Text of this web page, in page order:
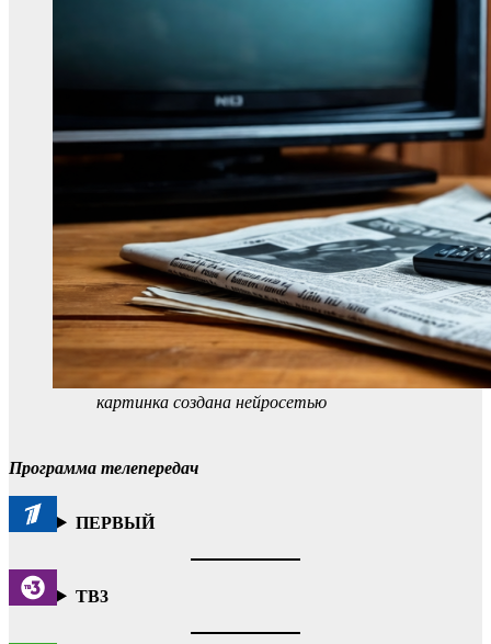
картинка создана нейросетью
Программа телепередач
ПЕРВЫЙ
ТВ3